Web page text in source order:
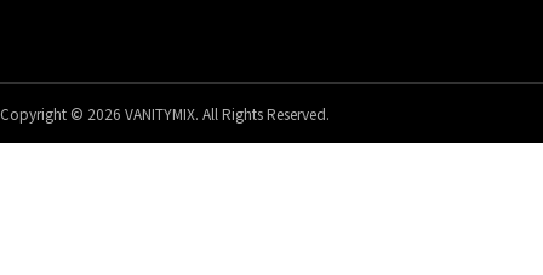
Copyright © 2026 VANITYMIX. All Rights Reserved.